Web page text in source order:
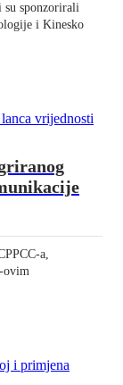
su sponzorirali
i Kinesko
a,
ovim